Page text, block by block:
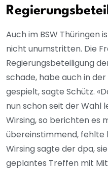
Auch im BSW Thüringen
nicht unumstritten. Die
Regierungsbeteiligung
schade, habe auch in
gespielt, sagte Schütz.
nun schon seit der Wahl
Wirsing, so berichten es
übereinstimmend, fehlte
Wirsing sagte der dpa,
geplantes Treffen mit